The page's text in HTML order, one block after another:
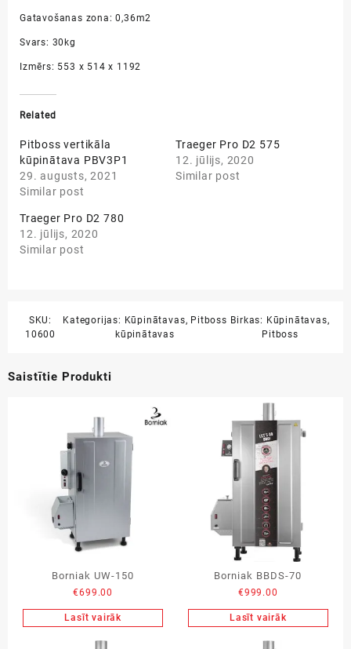
Gatavošanas zona: 0,36m2
Svars: 30kg
Izmērs: 553 x 514 x 1192
Related
Pitboss vertikāla
kūpinātava PBV3P1
29. augusts, 2021
Similar post
Traeger Pro D2 575
12. jūlijs, 2020
Similar post
Traeger Pro D2 780
12. jūlijs, 2020
Similar post
SKU:
10600
Kategorijas: Kūpinātavas, Pitboss
kūpinātavas
Birkas: Kūpinātavas,
Pitboss
Saistītie Produkti
Borniak UW-150
€699.00
Lasīt vairāk
Borniak BBDS-70
€999.00
Lasīt vairāk